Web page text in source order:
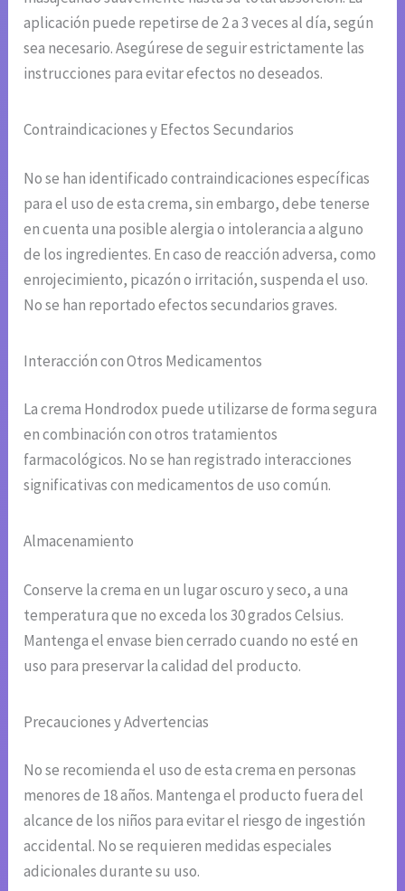
aplicación puede repetirse de 2 a 3 veces al día, según
sea necesario. Asegúrese de seguir estrictamente las
instrucciones para evitar efectos no deseados.
Contraindicaciones y Efectos Secundarios
No se han identificado contraindicaciones específicas
para el uso de esta crema, sin embargo, debe tenerse
en cuenta una posible alergia o intolerancia a alguno
de los ingredientes. En caso de reacción adversa, como
enrojecimiento, picazón o irritación, suspenda el uso.
No se han reportado efectos secundarios graves.
Interacción con Otros Medicamentos
La crema Hondrodox puede utilizarse de forma segura
en combinación con otros tratamientos
farmacológicos. No se han registrado interacciones
significativas con medicamentos de uso común.
Almacenamiento
Conserve la crema en un lugar oscuro y seco, a una
temperatura que no exceda los 30 grados Celsius.
Mantenga el envase bien cerrado cuando no esté en
uso para preservar la calidad del producto.
Precauciones y Advertencias
No se recomienda el uso de esta crema en personas
menores de 18 años. Mantenga el producto fuera del
alcance de los niños para evitar el riesgo de ingestión
accidental. No se requieren medidas especiales
adicionales durante su uso.